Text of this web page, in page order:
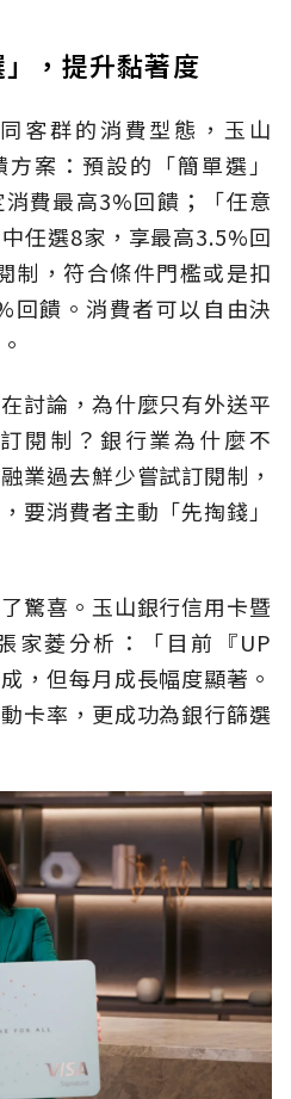
，提升黏著度
客群的消費型態，玉山
案：預設的「簡單選」
費最高3%回饋；「任意
任選8家，享最高3.5%回
制，符合條件門檻或是扣
回饋。消費者可以自由決
討論，為什麼只有外送平
閱制？銀行業為什麼不
業過去鮮少嘗試訂閱制，
要消費者主動「先掏錢」
驚喜。玉山銀行信用卡暨
家菱分析：「目前『UP
，但每月成長幅度顯著。
卡率，更成功為銀行篩選